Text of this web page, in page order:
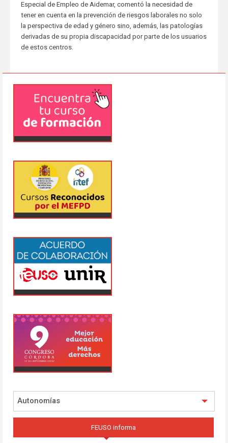
Especial de Empleo de Aidemar, comentó la necesidad de
tener en cuenta en la prevención de riesgos laborales no solo
la perspectiva de edad y género sino, además, las patologías
derivadas de su propia discapacidad por parte de los usuarios
de estos centros.
Autonomías
FEUSO informa